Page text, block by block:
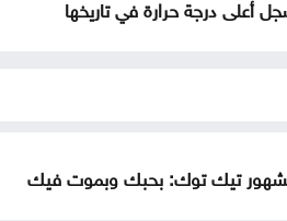
أعلى درجة حرارة في تاريخها
تيك توك: بحبك وبموت فيك